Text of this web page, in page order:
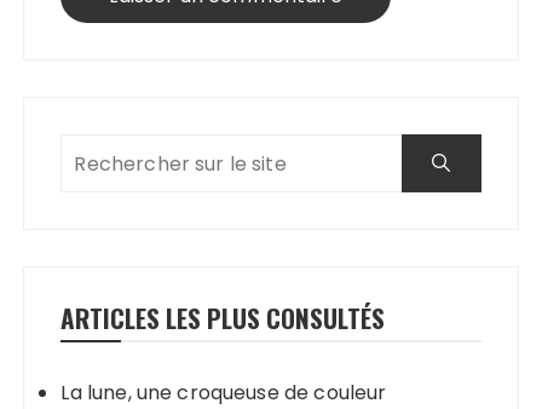
ARTICLES LES PLUS CONSULTÉS
La lune, une croqueuse de couleur